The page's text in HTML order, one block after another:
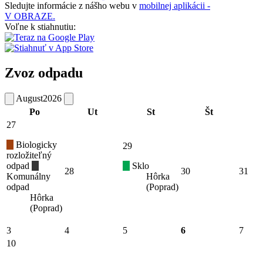
Sledujte informácie z nášho webu v mobilnej aplikácii -
V OBRAZE.
Voľne k stiahnutiu:
Zvoz odpadu
August2026
Po
Ut St Št
27
Biologicky
rozložiteľný
odpad
Komunálny
odpad
Hôrka
(Poprad)
28
29
Sklo
Hôrka
(Poprad)
30 31
3 4 5 6
7
10